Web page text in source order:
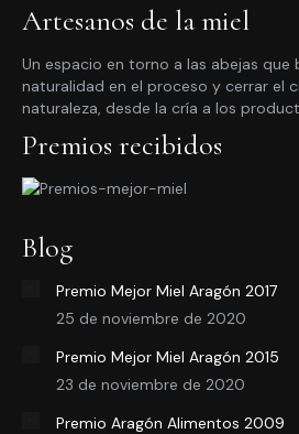
Artesanos de la miel
Un espacio en torno a las abejas que
naturalidad en el proceso y cerrar el
naturaleza, desde la cría a los
Premios recibidos
Blog
Premio Mejor Miel Aragón 2017
25 de noviembre de 2020
Premio Mejor Miel Aragón 2015
23 de noviembre de 2020
Premio Aragón Alimentos 2009